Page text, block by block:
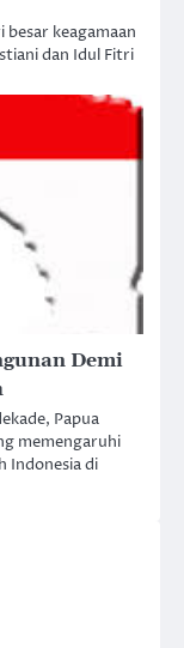
besar keagamaan
dan Idul Fitri
Demi
Papua
memengaruhi
Indonesia di